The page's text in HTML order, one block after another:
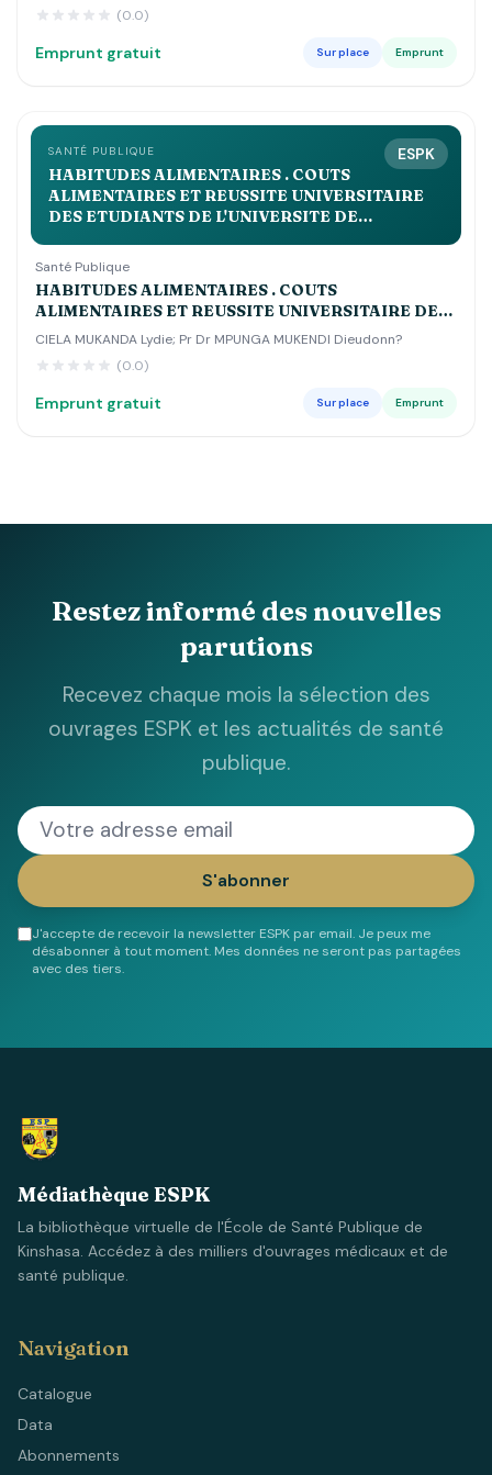
(0.0)
Emprunt gratuit Sur place Emprunt
ESPK
SANTÉ PUBLIQUE
HABITUDES ALIMENTAIRES . COUTS
ALIMENTAIRES ET REUSSITE UNIVERSITAIRE
DES ETUDIANTS DE L'UNIVERSITE DE
Santé Publique
HABITUDES ALIMENTAIRES . COUTS
ALIMENTAIRES ET REUSSITE UNIVERSITAIRE DES
ETUDIANTS DE L'UNIVERSITE DE KINSHASA
CIELA MUKANDA Lydie; Pr Dr MPUNGA MUKENDI Dieudonn?
(0.0)
Emprunt gratuit Sur place Emprunt
Restez informé des nouvelles
parutions
Recevez chaque mois la sélection des
ouvrages ESPK et les actualités de santé
publique.
S'abonner
J'accepte de recevoir la newsletter ESPK par email. Je peux me
désabonner à tout moment. Mes données ne seront pas partagées
avec des tiers.
Médiathèque ESPK
La bibliothèque virtuelle de l'École de Santé Publique de
Kinshasa. Accédez à des milliers d'ouvrages médicaux et de
santé publique.
Navigation
Catalogue
Data
Abonnements